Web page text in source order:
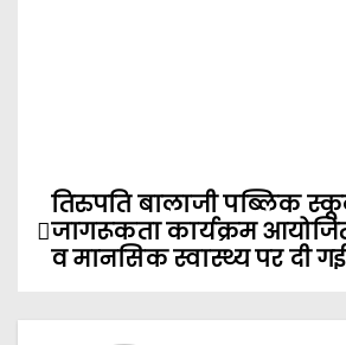
P
o
s
तिरुपति बालाजी पब्लिक
जागरूकता कार्यक्रम
व मानसिक स्वास्थ्य पर दी